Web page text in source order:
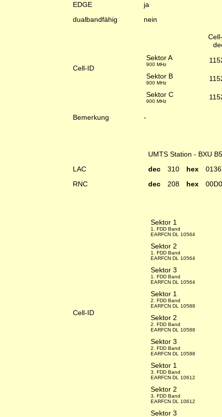
EDGE
ja
dualbandfähig
nein
Cell-ID
Sektor A
900 MHz
Sektor B
900 MHz
Sektor C
900 MHz
Bemerkung -
UMTS Station - BXU
LAC
dec 310 hex 0136
RNC
dec 208 hex 00D0
Cell-ID
Sektor 1
1. FDD Band
EARFCN DL 10564
Sektor 2
1. FDD Band
EARFCN DL 10564
Sektor 3
1. FDD Band
EARFCN DL 10564
Sektor 1
2. FDD Band
EARFCN DL 10588
Sektor 2
2. FDD Band
EARFCN DL 10588
Sektor 3
2. FDD Band
EARFCN DL 10588
Sektor 1
3. FDD Band
EARFCN DL 10612
Sektor 2
3. FDD Band
EARFCN DL 10612
Sektor 3